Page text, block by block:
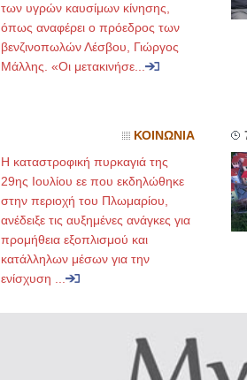
των υγρών καυσίμων κίνησης,
όπως αναφέρει ο πρόεδρος των
βενζινοπωλών Λέσβου, Γιώργος
Μάλλης. «Οι μετακινήσε...
ΚΟΙΝΩΝΙΑ
Η καταστροφική πυρκαγιά της
29ης Ιουλίου εε που εκδηλώθηκε
στην περιοχή του Πλωμαρίου,
ανέδειξε τις αυξημένες ανάγκες για
προμήθεια εξοπλισμού και
κατάλληλων μέσων για την
ενίσχυση ...